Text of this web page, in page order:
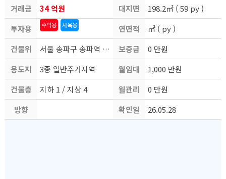
거래금
액
34 억원
투자용
도
수익용 사옥용
건물위
치
서울 송파구 송파역 도보 2분
용도지
역
3종 일반주거지역
건물층
수
지하 1 / 지상 4
방향
대지면
적
198.2㎡ ( 59 py )
연면적
㎡ ( py )
보증금
0 만원
월임대
료
1,000 만원
월관리
비
0 만원
확인일
26.05.28